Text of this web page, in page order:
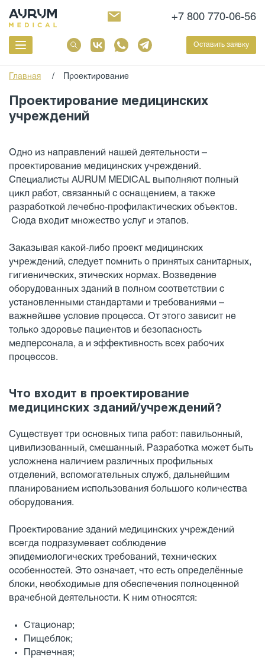
+7 800 770-06-56
Оставить заявку
Главная / Проектирование
Проектирование медицинских
учреждений
Одно из направлений нашей деятельности –
проектирование медицинских учреждений.
Специалисты AURUM MEDICAL выполняют полный
цикл работ, связанный с оснащением, а также
разработкой лечебно-профилактических объектов.
Сюда входит множество услуг и этапов.
Заказывая какой-либо проект медицинских
учреждений, следует помнить о принятых санитарных,
гигиенических, этических нормах. Возведение
оборудованных зданий в полном соответствии с
установленными стандартами и требованиями –
важнейшее условие процесса. От этого зависит не
только здоровье пациентов и безопасность
медперсонала, а и эффективность всех рабочих
процессов.
Что входит в проектирование
медицинских зданий/учреждений?
Существует три основных типа работ: павильонный,
цивилизованный, смешанный. Разработка может быть
усложнена наличием различных профильных
отделений, вспомогательных служб, дальнейшим
планированием использования большого количества
оборудования.
Проектирование зданий медицинских учреждений
всегда подразумевает соблюдение
эпидемиологических требований, технических
особенностей. Это означает, что есть определённые
блоки, необходимые для обеспечения полноценной
врачебной деятельности. К ним относятся:
Стационар;
Пищеблок;
Прачечная;